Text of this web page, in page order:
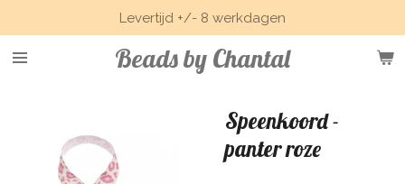
direct
naar
Beads by Chantal
Levertijd +/- 8 werkdagen
Speenkoord -
panter roze